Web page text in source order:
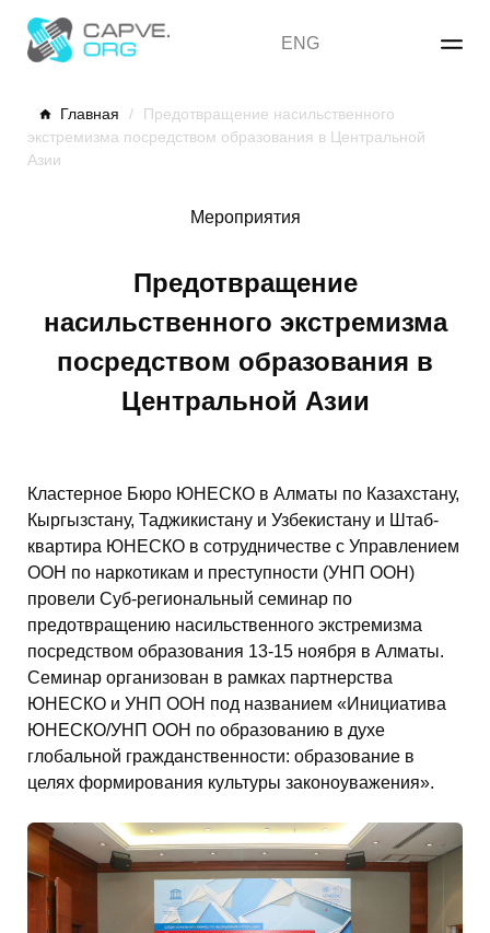
content
ENG
Главная /
Предотвращение насильственного
экстремизма посредством образования в Центральной
Азии
Мероприятия
Предотвращение
насильственного экстремизма
посредством образования в
Центральной Азии
Кластерное Бюро ЮНЕСКО в Алматы по Казахстану,
Кыргызстану, Таджикистану и Узбекистану и Штаб-
квартира ЮНЕСКО в сотрудничестве с Управлением
ООН по наркотикам и преступности (УНП ООН)
провели Суб-региональный семинар по
предотвращению насильственного экстремизма
посредством образования 13-15 ноября в Алматы.
Семинар организован в рамках партнерства
ЮНЕСКО и УНП ООН под названием «Инициатива
ЮНЕСКО/УНП ООН по образованию в духе
глобальной гражданственности: образование в
целях формирования культуры законоуважения».